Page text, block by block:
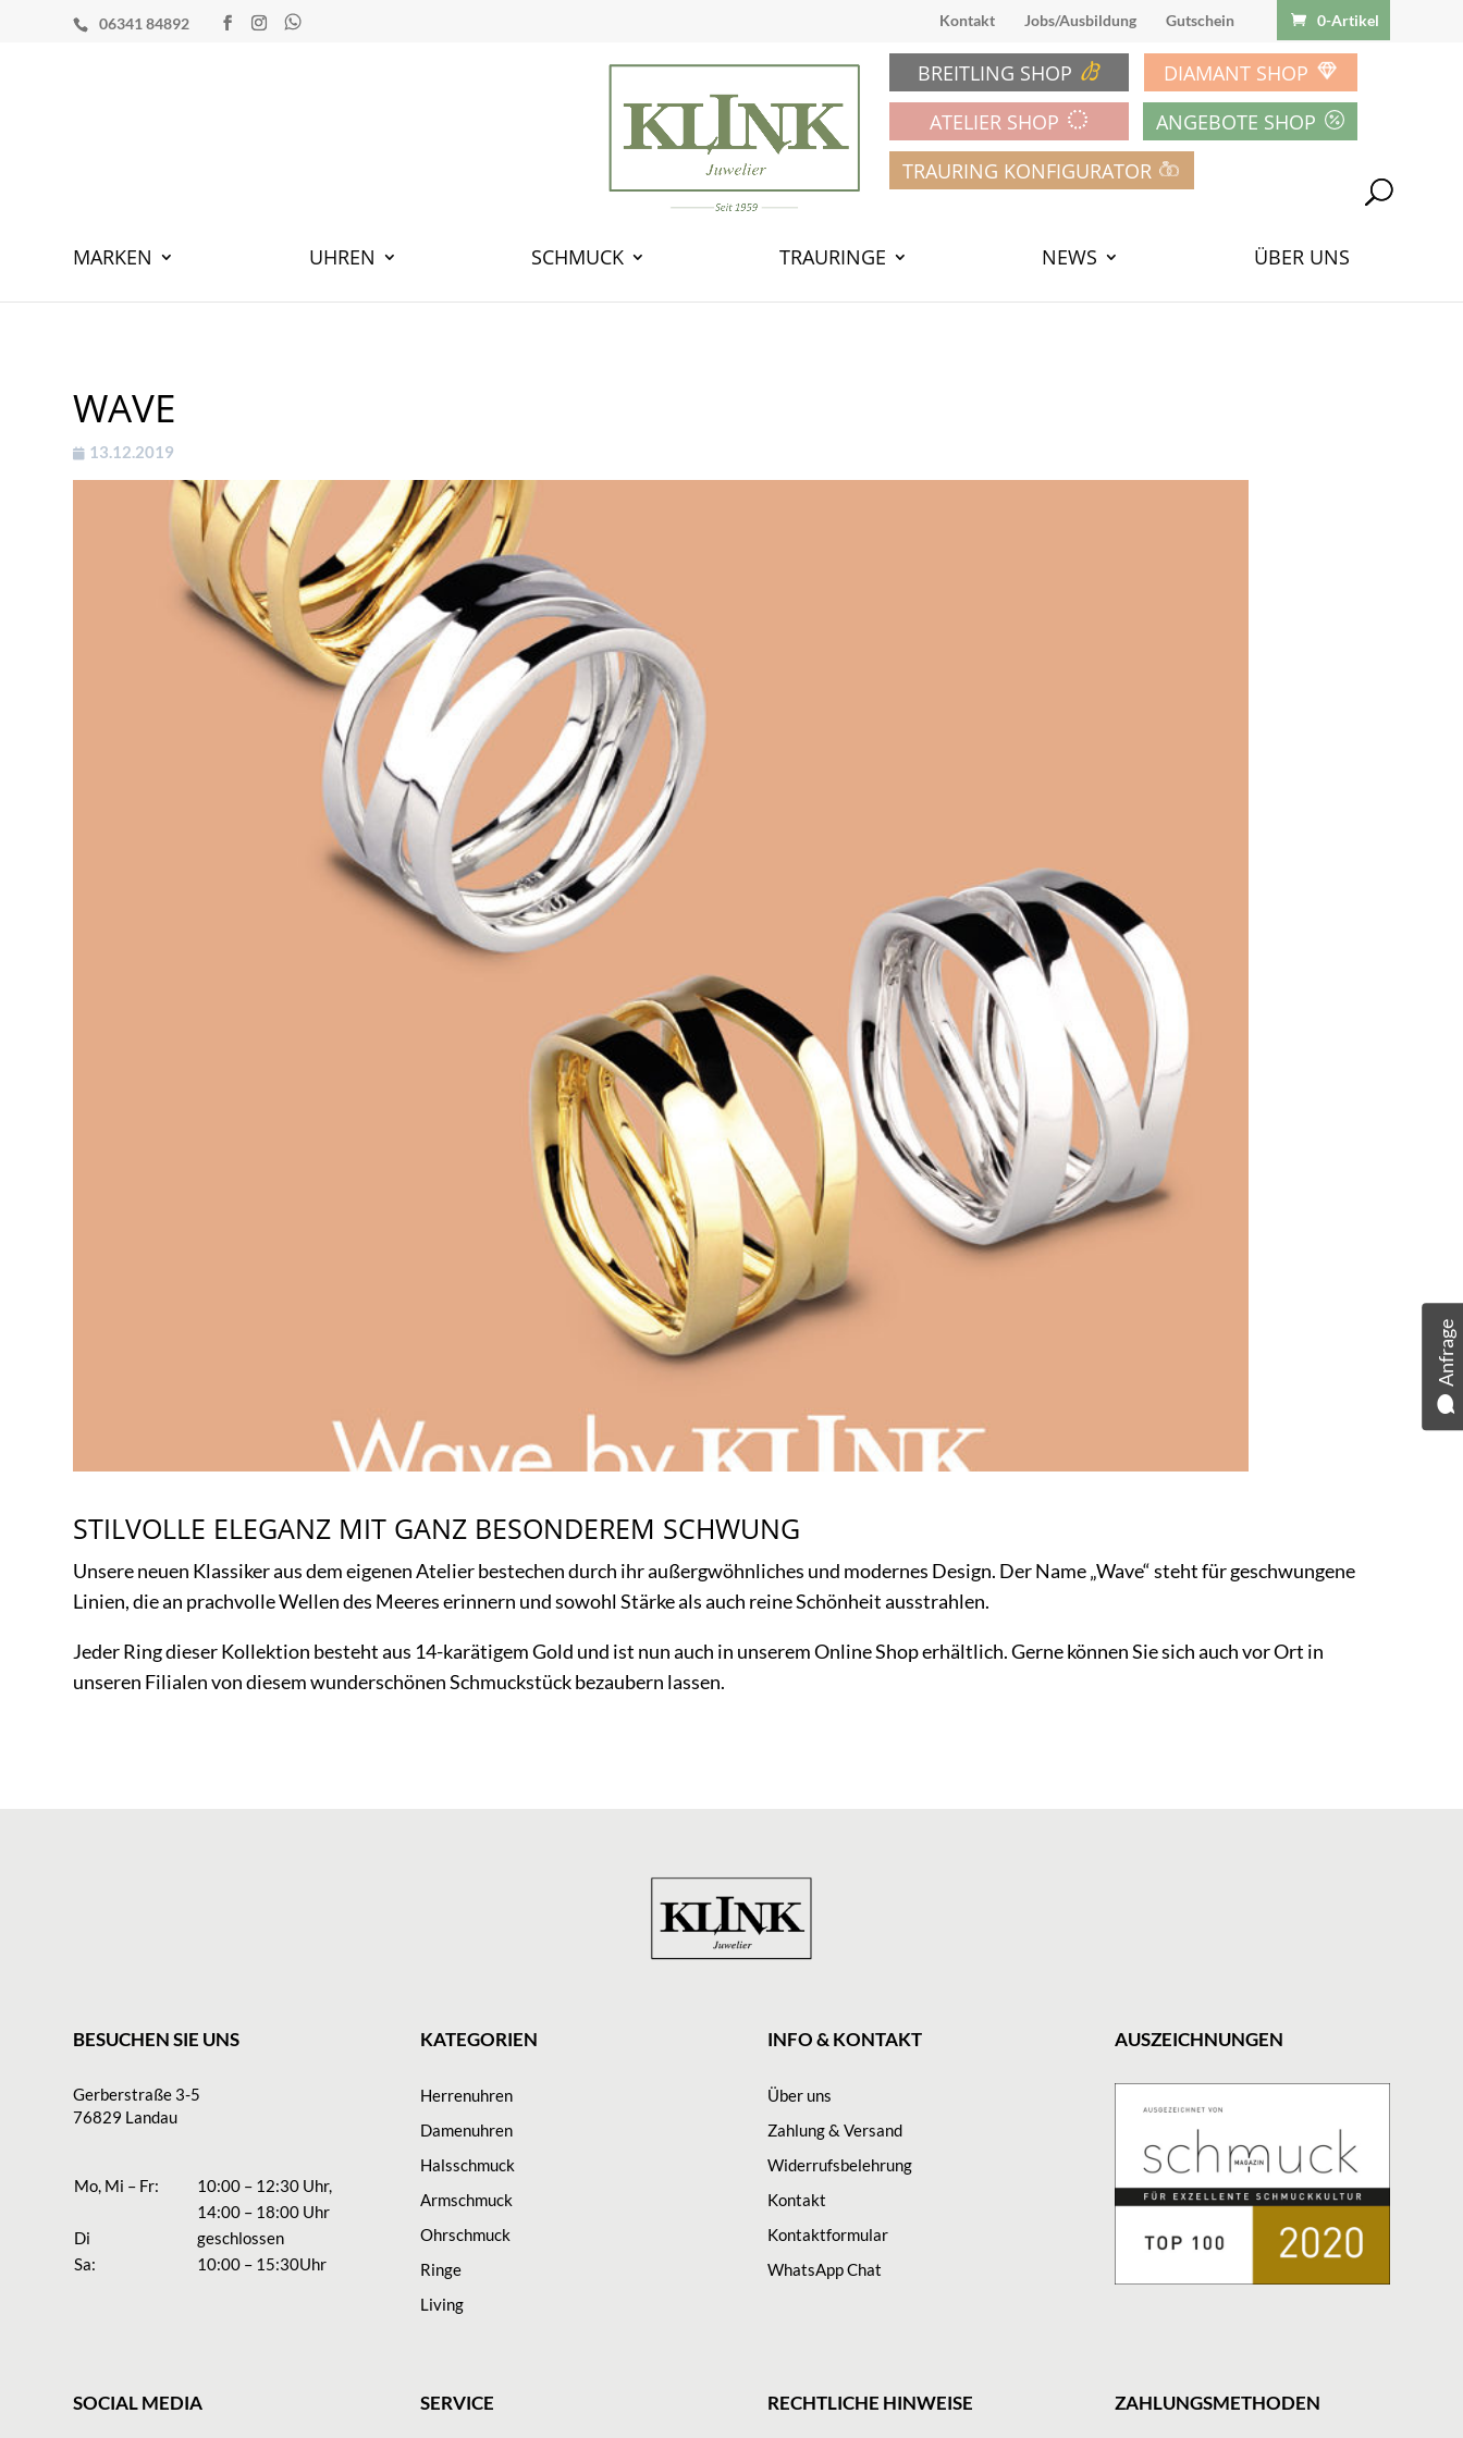
06341 84892 Kontakt Jobs/Ausbildung Gutschein 0-Artikel
MARKEN UHREN SCHMUCK TRAURINGE NEWS ÜBER UNS
BREITLING SHOP
DIAMANT SHOP
ATELIER SHOP
ANGEBOTE SHOP
TRAURING KONFIGURATOR
WAVE
13.12.2019
STILVOLLE ELEGANZ MIT GANZ BESONDEREM SCHWUNG
Unsere neuen Klassiker aus dem eigenen Atelier bestechen durch ihr außergwöhnliches und modernes Design. Der Name „Wave“ steht für geschwungene
Linien, die an prachvolle Wellen des Meeres erinnern und sowohl Stärke als auch reine Schönheit ausstrahlen.
Jeder Ring dieser Kollektion besteht aus 14-karätigem Gold und ist nun auch in unserem Online Shop erhältlich. Gerne können Sie sich auch vor Ort in
unseren Filialen von diesem wunderschönen Schmuckstück bezaubern lassen.
BESUCHEN SIE UNS
Gerberstraße 3-5
76829 Landau
Mo, Mi – Fr:
10:00 – 12:30 Uhr,
14:00 – 18:00 Uhr
Di
geschlossen
Sa:
10:00 – 15:30Uhr
KATEGORIEN
Herrenuhren
Damenuhren
Halsschmuck
Armschmuck
Ohrschmuck
Ringe
Living
INFO & KONTAKT
Über uns
Zahlung & Versand
Widerrufsbelehrung
Kontakt
Kontaktformular
WhatsApp Chat
AUSZEICHNUNGEN
SOCIAL MEDIA SERVICE RECHTLICHE HINWEISE ZAHLUNGSMETHODEN
Anfrage